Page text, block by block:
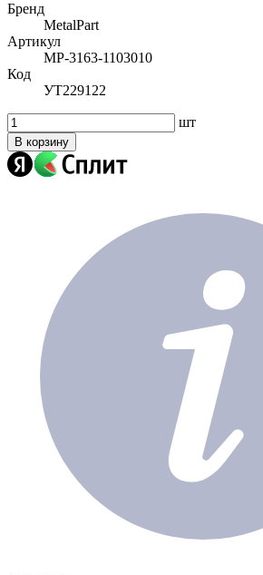
Бренд
MetalPart
Артикул
МР-3163-1103010
Код
УТ229122
шт
В корзину